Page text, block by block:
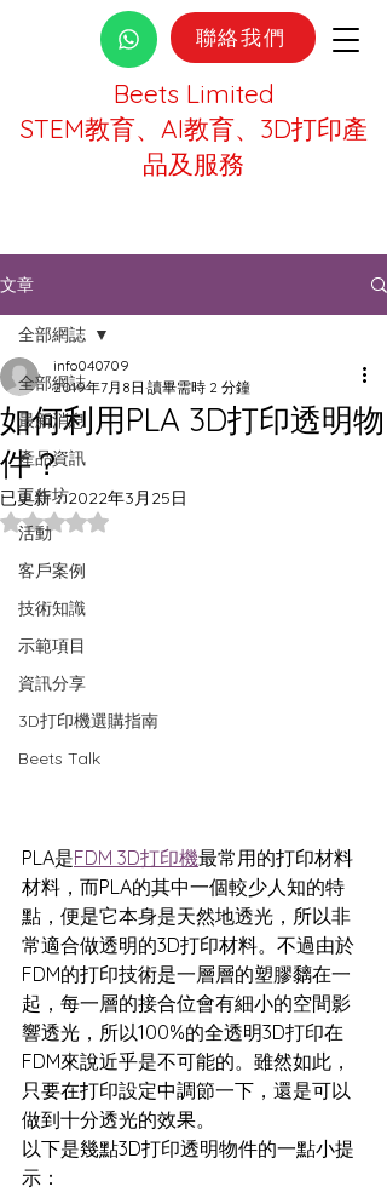
Beets Limited
STEM教育、AI教育、3D打印產
品及服務
聯絡我們
文章
全部網誌
最新消息
產品資訊
工作坊
活動
客戶案例
技術知識
示範項目
資訊分享
3D打印機選購指南
Beets Talk
全部網誌
如何利用PLA 3D打印透明物
件？
info040709
2019年7月8日 讀畢需時 2 分鐘
已更新：2022年3月25日
評等為 NaN（最高為 5 顆星）。
PLA是FDM 3D打印機最常用的打印材料
材料，而PLA的其中一個較少人知的特
點，便是它本身是天然地透光，所以非
常適合做透明的3D打印材料。不過由於
FDM的打印技術是一層層的塑膠黐在一
起，每一層的接合位會有細小的空間影
響透光，所以100%的全透明3D打印在
FDM來說近乎是不可能的。雖然如此，
只要在打印設定中調節一下，還是可以
做到十分透光的效果。
以下是幾點3D打印透明物件的一點小提
示：